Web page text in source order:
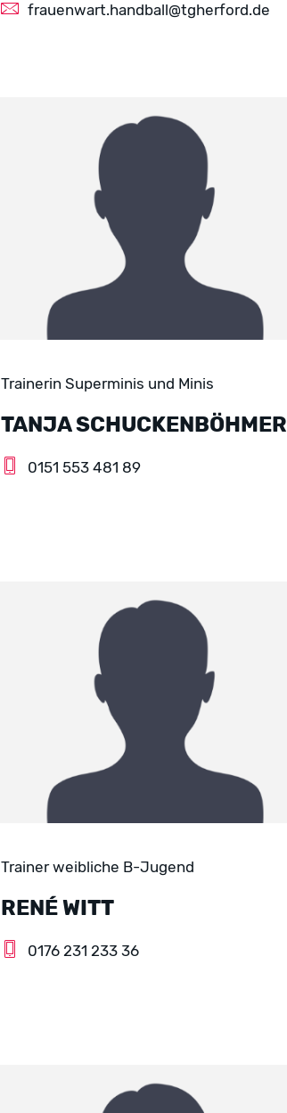
frauenwart.handball@tgherford.de
Trainerin Superminis und Minis
TANJA SCHUCKENBÖHMER
0151 553 481 89
Trainer weibliche B-Jugend
RENÉ WITT
0176 231 233 36